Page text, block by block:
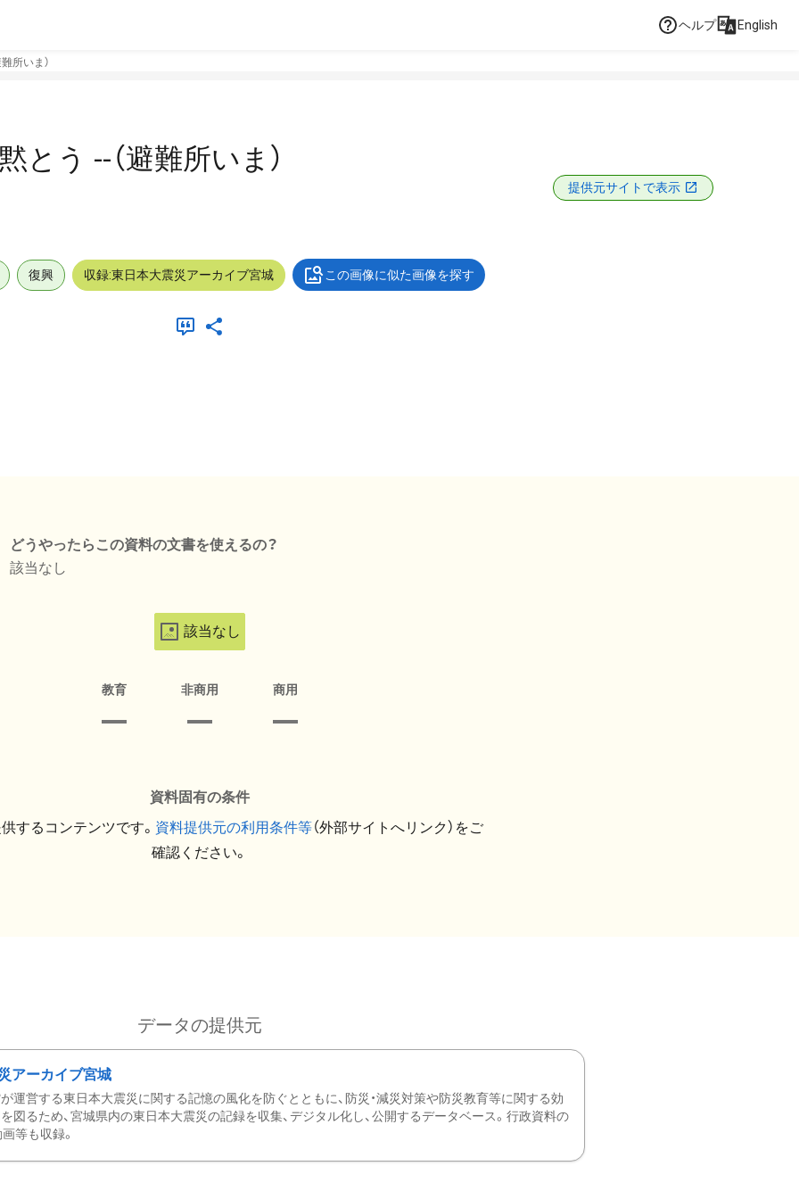
ヘルプ English
所いま）
とう --（避難所いま）
提供元サイトで表示
復興 収録:東日本大震災アーカイブ宮城 この画像に似た画像を探す
どうやったらこの資料の文書を使えるの？
該当なし
該当なし
教育 非商用 商用
資料固有の条件
するコンテンツです。 資料提供元の利用条件等（外部サイトへリンク）をご
確認ください。
データの提供元
アーカイブ宮城
運営する東日本大震災に関する記憶の風化を防ぐとともに、防災・減災対策や防災教育等に関する効
図るため、宮城県内の東日本大震災の記録を収集、デジタル化し、公開するデータベース。行政資料の
等も収録。